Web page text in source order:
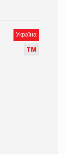
Україна
ТМ